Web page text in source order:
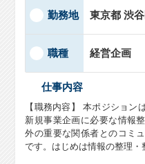
勤務地 東京都 渋
職種 経営企画
仕事内容
【職務内容】 本ポジション
新規事業企画に必要な情報
外の重要な関係者とのコミ
です。はじめは情報の整理